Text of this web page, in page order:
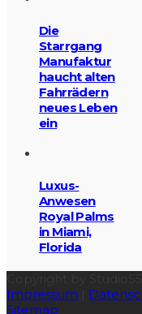
Die
Starrgang
Manufaktur
haucht alten
Fahrrädern
neues Leben
ein
Luxus-
Anwesen
Royal Palms
in Miami,
Florida
Impressum
Sitemap